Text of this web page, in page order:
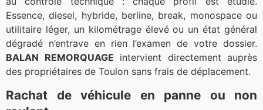
Essence, diesel, hybride, berline, break, monospace ou
utilitaire léger, un kilométrage élevé ou un état général
dégradé n’entrave en rien l’examen de votre dossier.
BALAN REMORQUAGE intervient directement auprès
des propriétaires de Toulon sans frais de déplacement.
Rachat de véhicule en panne ou non